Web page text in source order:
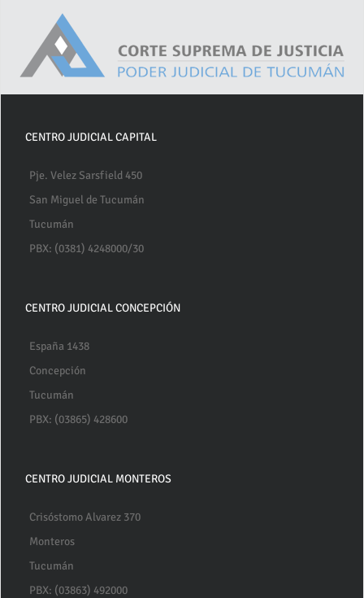
CENTRO JUDICIAL CAPITAL
Pje. Velez Sarsfield 450
San Miguel de Tucumán
Tucumán
PBX: (0381) 4248000/30
CENTRO JUDICIAL CONCEPCIÓN
España 1438
Concepción
Tucumán
PBX: (03865) 428600
CENTRO JUDICIAL MONTEROS
Crisóstomo Alvarez 370
Monteros
Tucumán
PBX: (03863) 492000